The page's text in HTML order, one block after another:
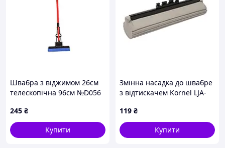
Швабра з віджимом 26см
телескопічна 96см №D056
245 ₴
Купити
Змінна насадка до швабре
з відтискачем Kornel LJA-
119 ₴
Купити